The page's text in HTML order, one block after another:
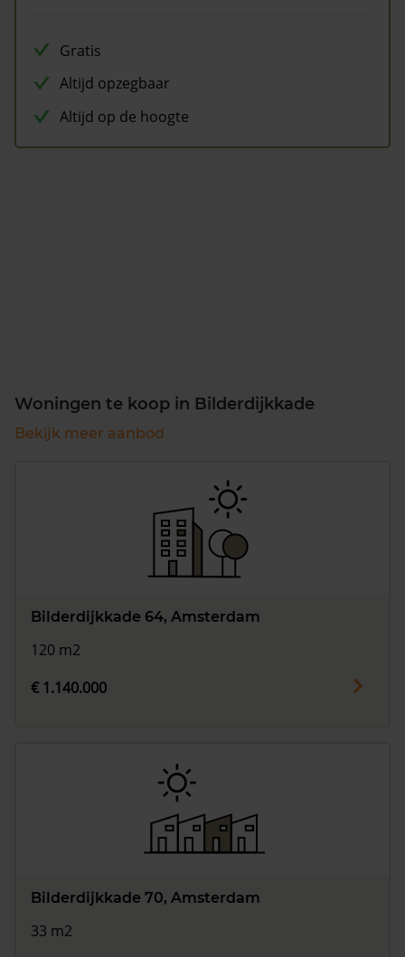
Gratis
Altijd opzegbaar
Altijd op de hoogte
Woningen te koop in Bilderdijkkade
Bekijk meer aanbod
Bilderdijkkade 64, Amsterdam
120 m2
€ 1.140.000
Bilderdijkkade 70, Amsterdam
33 m2